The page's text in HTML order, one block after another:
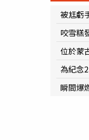
被尪虧
咬雪糕
位於蒙
為紀念
瞬間爆